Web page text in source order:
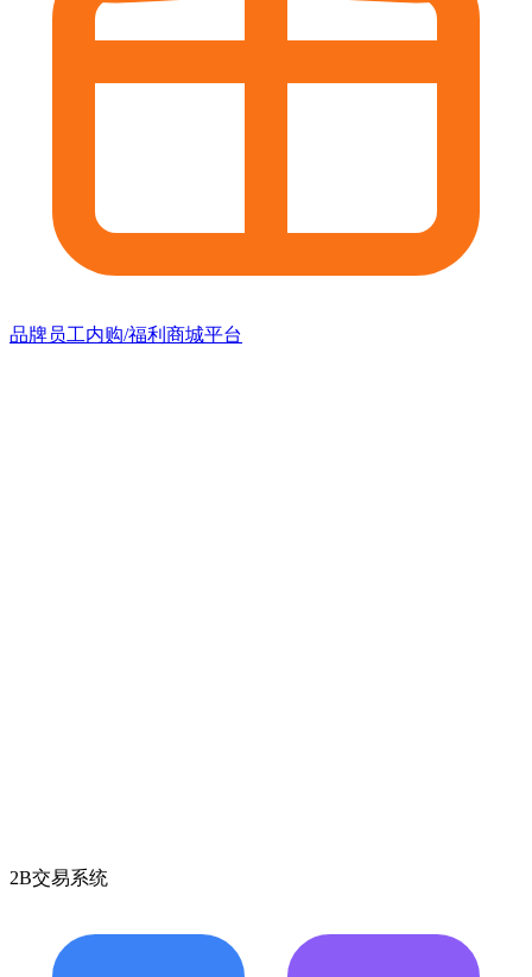
品牌员工内购/福利商城平台
2B交易系统